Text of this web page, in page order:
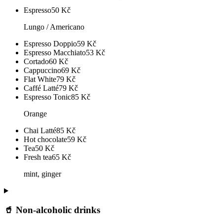
Espresso50 Kč
Lungo / Americano
Espresso Doppio59 Kč
Espresso Macchiato53 Kč
Cortado60 Kč
Cappuccino69 Kč
Flat White79 Kč
Caffé Latté79 Kč
Espresso Tonic85 Kč
Orange
Chai Latté85 Kč
Hot chocolate59 Kč
Tea50 Kč
Fresh tea65 Kč
mint, ginger
🥤 Non-alcoholic drinks